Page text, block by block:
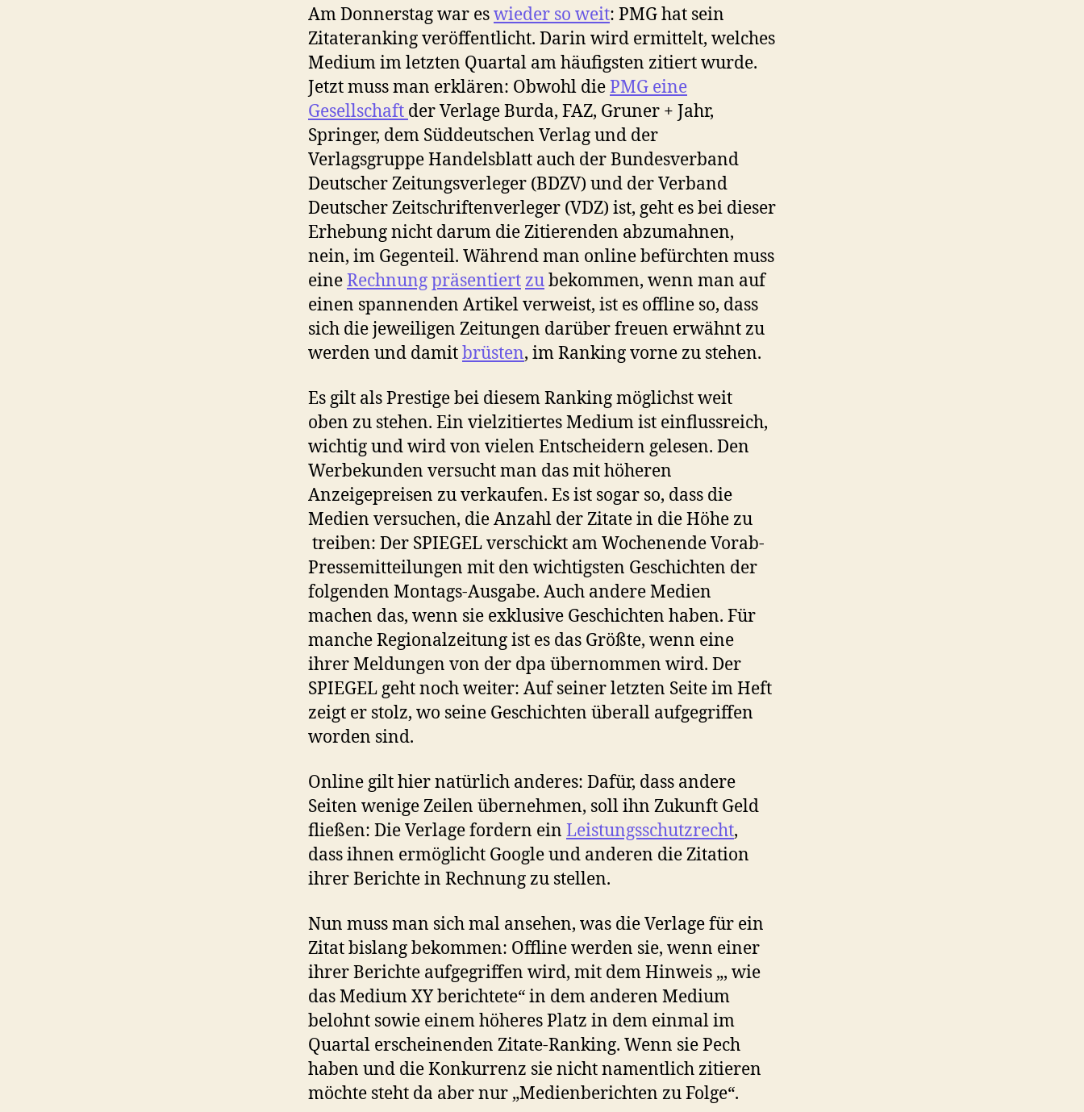
Am Donnerstag war eswieder so weit: PMG hat sein
Zitateranking veröffentlicht. Darin wird ermittelt, welches
Medium im letzten Quartal am häufigsten zitiert wurde.
Jetzt muss man erklären: Obwohl diePMG eine
Gesellschaft der Verlage Burda, FAZ, Gruner + Jahr,
Springer, dem Süddeutschen Verlag und der
Verlagsgruppe Handelsblatt auch der Bundesverband
Deutscher Zeitungsverleger (BDZV) und der Verband
Deutscher Zeitschriftenverleger (VDZ) ist, geht es bei dieser
Erhebung nicht darum die Zitierenden abzumahnen,
nein, im Gegenteil. Während man online befürchten muss
eineRechnungpräsentiert zubekommen, wenn man auf
einen spannenden Artikel verweist, ist es offline so, dass
sich die jeweiligen Zeitungen darüber freuen erwähnt zu
werden und damitbrüsten, im Ranking vorne zu stehen.
Es gilt als Prestige bei diesem Ranking möglichst weit
oben zu stehen. Ein vielzitiertes Medium ist einflussreich,
wichtig und wird von vielen Entscheidern gelesen. Den
Werbekunden versucht man das mit höheren
Anzeigepreisen zu verkaufen. Es ist sogar so, dass die
Medien versuchen, die Anzahl der Zitate in die Höhe zu
treiben: Der SPIEGEL verschickt am Wochenende Vorab-
Pressemitteilungen mit den wichtigsten Geschichten der
folgenden Montags-Ausgabe. Auch andere Medien
machen das, wenn sie exklusive Geschichten haben. Für
manche Regionalzeitung ist es das Größte, wenn eine
ihrer Meldungen von der dpa übernommen wird. Der
SPIEGEL geht noch weiter: Auf seiner letzten Seite im Heft
zeigt er stolz, wo seine Geschichten überall aufgegriffen
worden sind.
Online gilt hier natürlich anderes: Dafür, dass andere
Seiten wenige Zeilen übernehmen, soll ihn Zukunft Geld
fließen: Die Verlage fordern ein Leistungsschutzrecht,
dass ihnen ermöglicht Google und anderen die Zitation
ihrer Berichte in Rechnung zu stellen.
Nun muss man sich mal ansehen, was die Verlage für ein
Zitat bislang bekommen: Offline werden sie, wenn einer
ihrer Berichte aufgegriffen wird, mit dem Hinweis „, wie
das Medium XY berichtete“ in dem anderen Medium
belohnt sowie einem höheres Platz in dem einmal im
Quartal erscheinenden Zitate-Ranking. Wenn sie Pech
haben und die Konkurrenz sie nicht namentlich zitieren
möchte steht da aber nur „Medienberichten zu Folge“.